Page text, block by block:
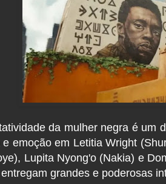
da mulher negra é um
emoção em Letitia Wright
Lupita Nyong'o (Nakia) e
grandes e poderosas